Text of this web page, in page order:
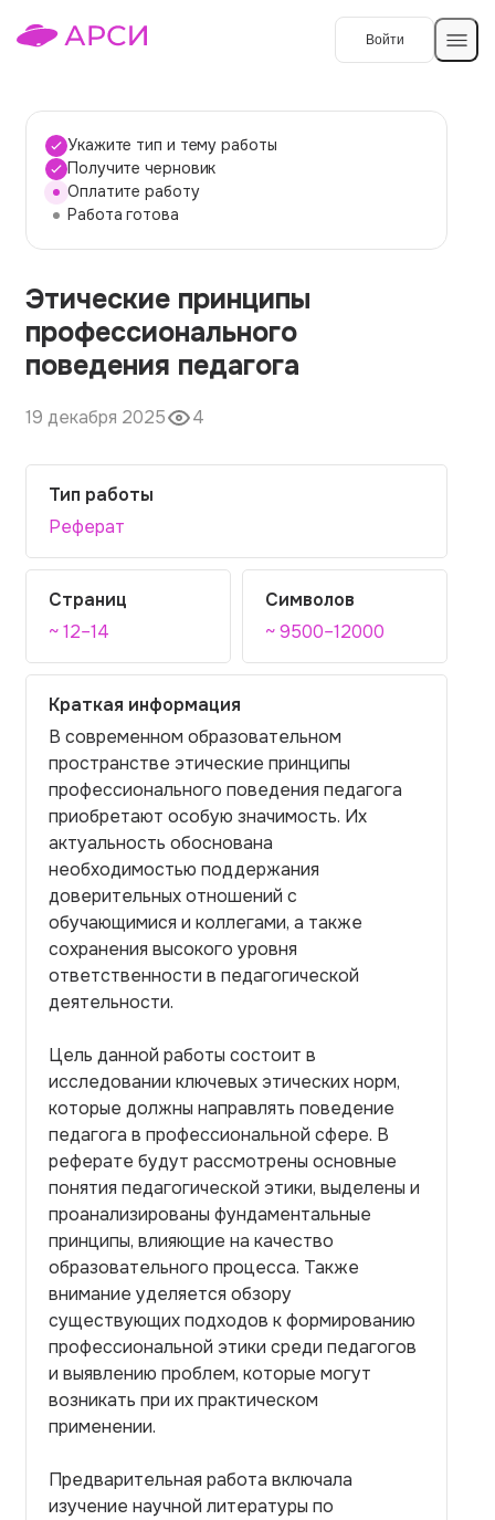
Войти
Темы работ
О сервисе
О компании
Наши гарантии
Вопросы и ответы
Контакты
Укажите тип и тему работы
Получите черновик
Оплатите работу
Работа готова
Этические принципы
профессионального
поведения педагога
19 декабря 2025 4
Тип работы
Реферат
Страниц
~ 12–14
Символов
~ 9500–12000
Краткая информация
В современном образовательном
пространстве этические принципы
профессионального поведения педагога
приобретают особую значимость. Их
актуальность обоснована
необходимостью поддержания
доверительных отношений с
обучающимися и коллегами, а также
сохранения высокого уровня
ответственности в педагогической
деятельности.
Цель данной работы состоит в
исследовании ключевых этических норм,
которые должны направлять поведение
педагога в профессиональной сфере. В
реферате будут рассмотрены основные
понятия педагогической этики, выделены и
проанализированы фундаментальные
принципы, влияющие на качество
образовательного процесса. Также
внимание уделяется обзору
существующих подходов к формированию
профессиональной этики среди педагогов
и выявлению проблем, которые могут
возникать при их практическом
применении.
Предварительная работа включала
изучение научной литературы по